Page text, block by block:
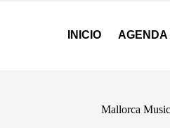
INICIO AGENDA
Mallorca